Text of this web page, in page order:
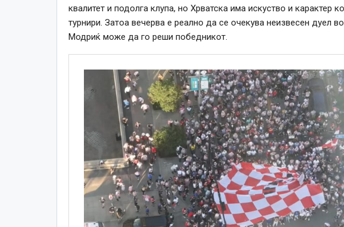
квалитет и подолга клупа, но Хрватска има искуство и карактер
турнири. Затоа вечерва е реално да се очекува неизвесен дуел
Модриќ може да го реши победникот.